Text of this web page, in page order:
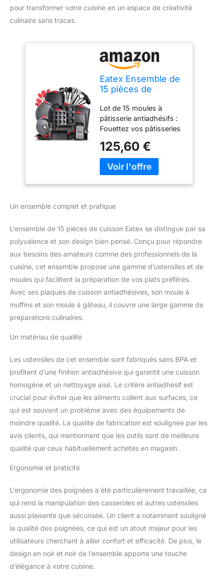
pour transformer votre cuisine en un espace de créativité
culinaire sans tracas.
Eatex Ensemble de
15 pièces de
antiadhésives sans
BPA, plaques de
cuisson
antiadhésives pour
four avec moule à
muffins, moule à
gâteau et
ustensiles de
Lot de 15 moules à
pâtisserie antiadhésifs :
Fouettez vos pâtisseries
plaques de cuisson
petites, moyennes et
grandes pour le four, lot
ronds, des moules à
tasses et 5 spatules en
silicone. Lot de 24
ustensiles de cuisine :
spatule ajourée, cuillère,
louche, fouet, spatule,
râpe, pince, tasses à
mesurer, presse-purée,
ensemble de poêles à
four garantissent une
prise en main
confortable. Nos
antiadhésifs sont sans
BPA et sans
PTFE/PFOA/PFOS.
Ensemble de moules à
moules de cuisson pour
de cuisson antiadhésives
préférées et plaques de
cuisson.
125,60 €
Un ensemble complet et pratique
L’ensemble de 15 pièces de cuisson Eatex se distingue par sa
polyvalence et son design bien pensé. Conçu pour répondre
aux besoins des amateurs comme des professionnels de la
cuisine, cet ensemble propose une gamme d’ustensiles et de
moules qui facilitent la préparation de vos plats préférés.
Avec ses plaques de cuisson antiadhésives, son moule à
muffins et son moule à gâteau, il couvre une large gamme de
préparations culinaires.
Un matériau de qualité
Les ustensiles de cet ensemble sont fabriqués sans BPA et
profitent d’une finition antiadhésive qui garantit une cuisson
homogène et un nettoyage aisé. Le critère antiadhésif est
crucial pour éviter que les aliments collent aux surfaces, ce
qui est souvent un problème avec des équipements de
moindre qualité. La qualité de fabrication est soulignée par les
avis clients, qui mentionnent que les outils sont de meilleure
qualité que ceux habituellement achetés en magasin.
Ergonomie et praticité
L’ergonomie des poignées a été particulièrement travaillée, ce
qui rend la manipulation des casseroles et autres ustensiles
aussi plaisante que sécurisée. Un client a notamment souligné
la qualité des poignées, ce qui est un atout majeur pour les
utilisateurs cherchant à allier confort et efficacité. De plus, le
design en noir et noir de l’ensemble apporte une touche
d’élégance à votre cuisine.